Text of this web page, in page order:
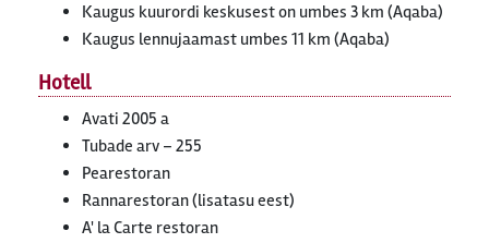
Kaugus kuurordi keskusest on umbes 3 km (Aqaba)
Kaugus lennujaamast umbes 11 km (Aqaba)
Hotell
Avati 2005 a
Tubade arv – 255
Pearestoran
Rannarestoran (lisatasu eest)
A' la Carte restoran